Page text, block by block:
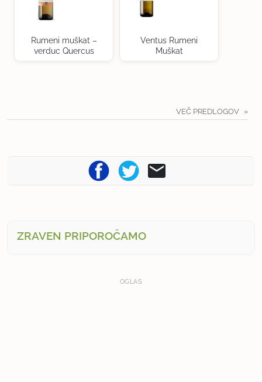
Rumeni muškat –
verduc Quercus
Ventus Rumeni
Muškat
VEČ PREDLOGOV
ZRAVEN PRIPOROČAMO
OGLAS